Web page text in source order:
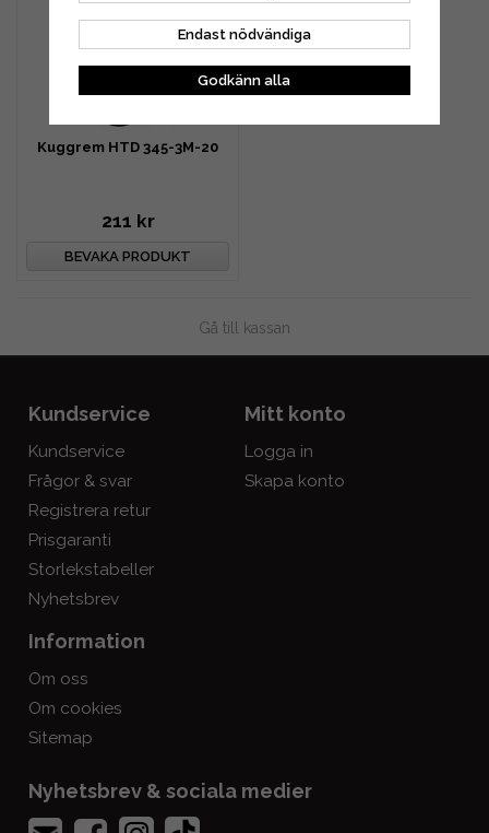
Kuggrem HTD 345-3M-20
211 kr
BEVAKA PRODUKT
Gå till kassan
Kundservice
Kundservice
Frågor & svar
Registrera retur
Prisgaranti
Storlekstabeller
Nyhetsbrev
Mitt konto
Logga in
Skapa konto
Information
Om oss
Om cookies
Sitemap
Nyhetsbrev & sociala medier
Endast nödvändiga
Godkänn alla